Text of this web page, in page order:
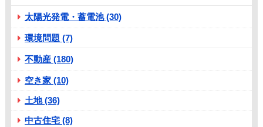
太陽光発電・蓄電池 (30)
環境問題 (7)
不動産 (180)
空き家 (10)
土地 (36)
中古住宅 (8)